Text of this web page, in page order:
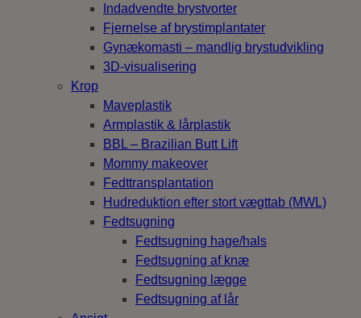
Indadvendte brystvorter
Fjernelse af brystimplantater
Gynækomasti – mandlig brystudvikling
3D-visualisering
Krop
Maveplastik
Armplastik & lårplastik
BBL – Brazilian Butt Lift
Mommy makeover
Fedttransplantation
Hudreduktion efter stort vægttab (MWL)
Fedtsugning
Fedtsugning hage/hals
Fedtsugning af knæ
Fedtsugning lægge
Fedtsugning af lår